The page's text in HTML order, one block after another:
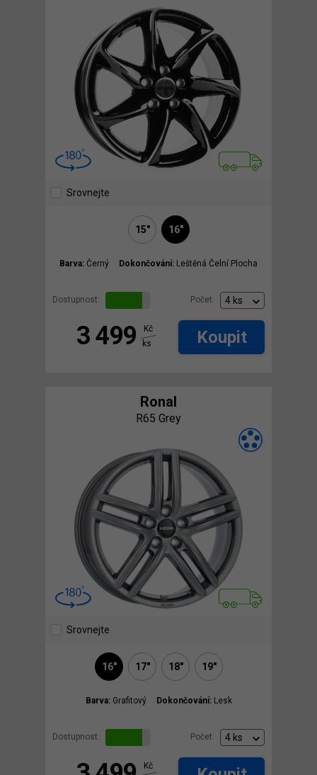
Srovnejte
15" 16"
Barva: Černý Dokončování: Leštěná Čelní Plocha
Dostupnost: Počet:
3 499
Kč
ks
Koupit
Ronal
R65 Grey
Srovnejte
16" 17" 18" 19"
Barva: Grafitový Dokončování: Lesk
Dostupnost: Počet:
Kč